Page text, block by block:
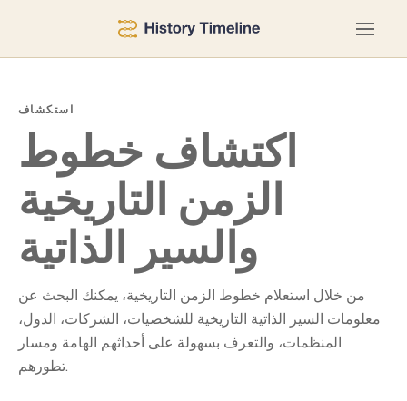
استكشاف
اكتشاف خطوط
الزمن التاريخية
والسير الذاتية
من خلال استعلام خطوط الزمن التاريخية، يمكنك البحث عن
معلومات السير الذاتية التاريخية للشخصيات، الشركات، الدول،
المنظمات، والتعرف بسهولة على أحداثهم الهامة ومسار
تطورهم.